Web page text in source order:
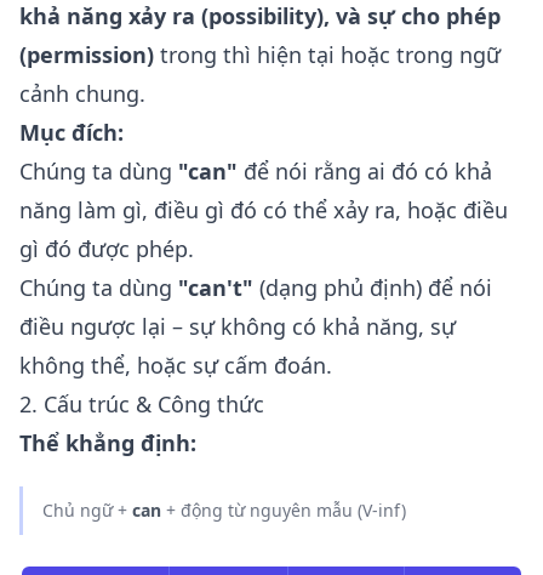
khả năng xảy ra (possibility), và sự cho phép
(permission) trong thì hiện tại hoặc trong ngữ
cảnh chung.
Mục đích:
Chúng ta dùng "can" để nói rằng ai đó có khả
năng làm gì, điều gì đó có thể xảy ra, hoặc điều
gì đó được phép.
Chúng ta dùng "can't" (dạng phủ định) để nói
điều ngược lại – sự không có khả năng, sự
không thể, hoặc sự cấm đoán.
2. Cấu trúc & Công thức
Thể khẳng định:
Chủ ngữ + can + động từ nguyên mẫu (V-inf)